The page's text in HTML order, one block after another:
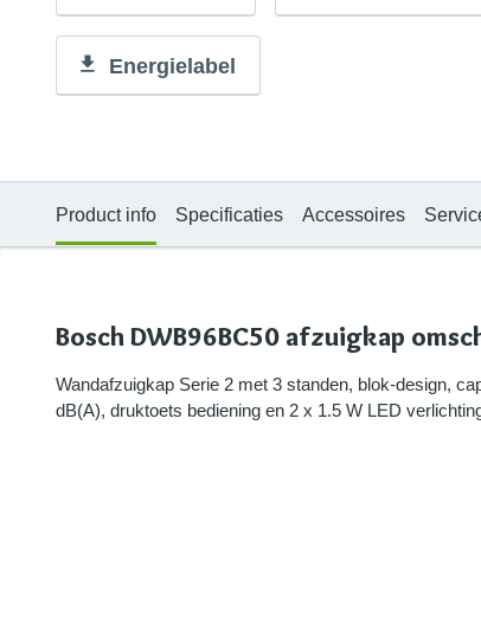
Energielabel
Product info Specificaties Accessoires
Bosch DWB96BC50 afzuigkap
Wandafzuigkap Serie 2 met 3 standen, blok-design,
dB(A), druktoets bediening en 2 x 1.5 W LED